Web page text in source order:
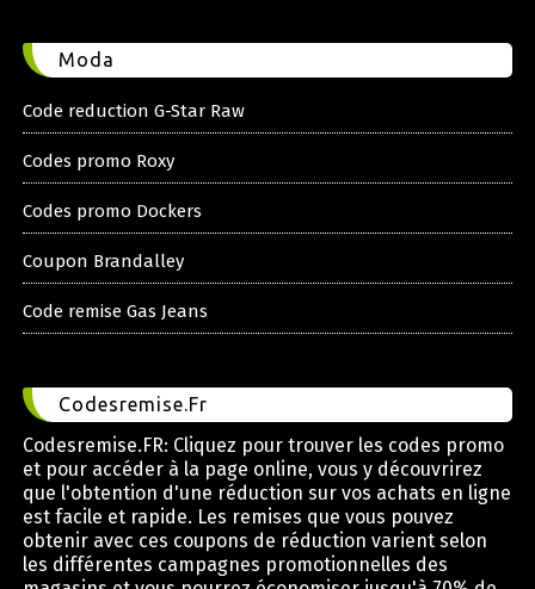
Moda
Code reduction G-Star Raw
Codes promo Roxy
Codes promo Dockers
Coupon Brandalley
Code remise Gas Jeans
Codesremise.Fr
Codesremise.FR: Cliquez pour trouver les codes promo
et pour accéder à la page online, vous y découvrirez
que l'obtention d'une réduction sur vos achats en ligne
est facile et rapide. Les remises que vous pouvez
obtenir avec ces coupons de réduction varient selon
les différentes campagnes promotionnelles des